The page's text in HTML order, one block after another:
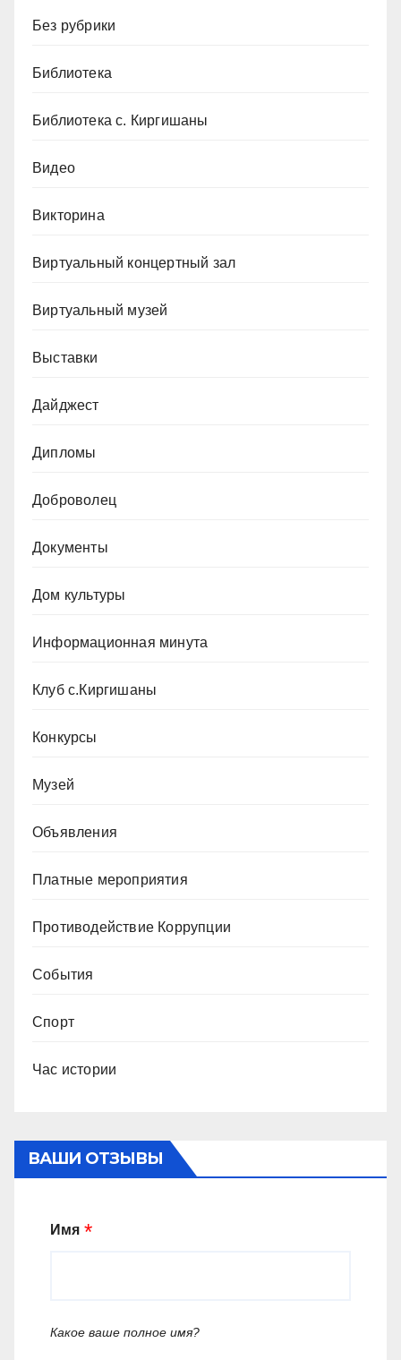
Без рубрики
Библиотека
Библиотека с. Киргишаны
Видео
Викторина
Виртуальный концертный зал
Виртуальный музей
Выставки
Дайджест
Дипломы
Доброволец
Документы
Дом культуры
Информационная минута
Клуб с.Киргишаны
Конкурсы
Музей
Объявления
Платные мероприятия
Противодействие Коррупции
События
Спорт
Час истории
ВАШИ ОТЗЫВЫ
Имя
Какое ваше полное имя?